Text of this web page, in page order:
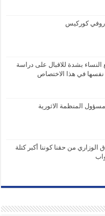
روفي كوركيس
النساء بشدة للاقبال على دراسة
نفسها في هذا الاختصاص
المنظمة الاثورية
الوزاري من حقنا كوننا أكبر كتلة